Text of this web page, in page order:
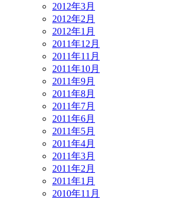
2012年3月
2012年2月
2012年1月
2011年12月
2011年11月
2011年10月
2011年9月
2011年8月
2011年7月
2011年6月
2011年5月
2011年4月
2011年3月
2011年2月
2011年1月
2010年11月